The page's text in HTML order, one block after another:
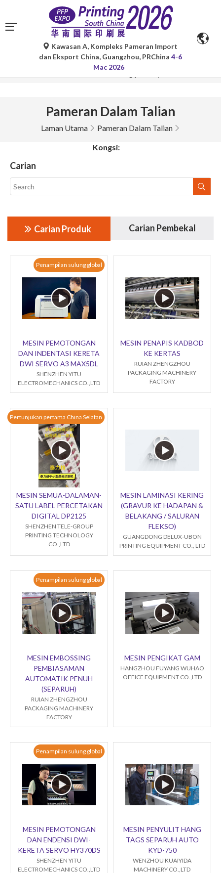
Terjemahan automatik oleh Google Translate adalah untuk
rujukan sahaja dan mungkin tidak tepat. Sila rujuk versi
bahasa asal untuk sebarang pertanyaan.
Kawasan A, Kompleks Pameran Import
dan Eksport China, Guangzhou, PRChina 4-6
Mac 2026
Pameran Dalam Talian
Laman Utama Pameran Dalam Talian
Kongsi:
Carian
Carian Produk Carian Pembekal
Penampilan sulung global
MESIN PEMOTONGAN
DAN INDENTASI KERETA
DWI SERVO A3 MAX5DL
SHENZHEN YITU
ELECTROMECHANICS CO.,LTD
MESIN PENAPIS KADBOD
KE KERTAS
RUIAN ZHENGZHOU
PACKAGING MACHINERY
FACTORY
Pertunjukan pertama China Selatan
MESIN SEMUA-DALAMAN-
SATU LABEL PERCETAKAN
DIGITAL DP2125
SHENZHEN TELE-GROUP
PRINTING TECHNOLOGY
CO.,LTD
MESIN LAMINASI KERING
(GRAVUR KE HADAPAN &
BELAKANG / SALURAN
FLEKSO)
GUANGDONG DELUX-UBON
PRINTING EQUIPMENT CO., LTD
Penampilan sulung global
MESIN EMBOSSING
PEMBIASAMAN
AUTOMATIK PENUH
(SEPARUH)
RUIAN ZHENGZHOU
PACKAGING MACHINERY
FACTORY
MESIN PENGIKAT GAM
HANGZHOU FUYANG WUHAO
OFFICE EQUIPMENT CO.,LTD
Penampilan sulung global
MESIN PEMOTONGAN
DAN ENDENSI DWI-
KERETA SERVO HY370DS
SHENZHEN YITU
ELECTROMECHANICS CO.,LTD
MESIN PENYULIT HANG
TAGS SEPARUH AUTO
KYD-750
WENZHOU KUAIYIDA
MACHINERY CO.,LTD